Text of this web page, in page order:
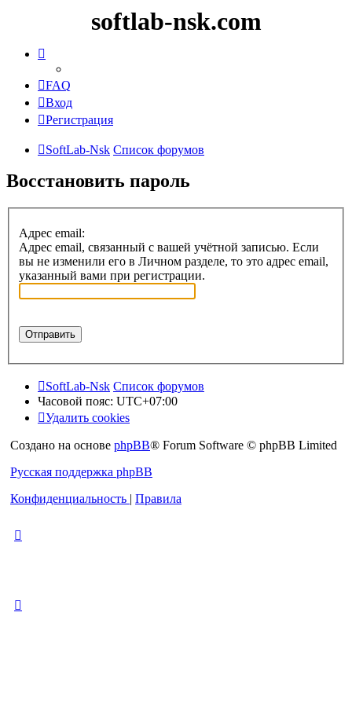
softlab-nsk.com
FAQ
Вход
Регистрация
SoftLab-Nsk Список форумов
Восстановить пароль
Адрес email:
Адрес email, связанный с вашей учётной записью. Если
вы не изменили его в Личном разделе, то это адрес email,
указанный вами при регистрации.
SoftLab-Nsk Список форумов
Часовой пояс: UTC+07:00
Удалить cookies
Создано на основе phpBB® Forum Software © phpBB Limited
Русская поддержка phpBB
Конфиденциальность | Правила